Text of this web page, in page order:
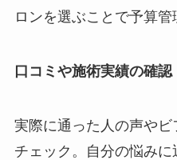
ロンを選ぶことで予算管
口コミや施術実績の確認
実際に通った人の声や
チェック。自分の悩み